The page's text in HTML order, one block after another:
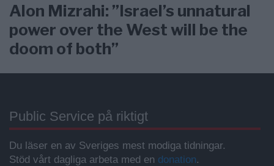
Alon Mizrahi: ”Israel’s unnatural
power over the West will be the
doom of both”
Public Service på riktigt
Du läser en av Sveriges mest modiga tidningar.
Stöd vårt dagliga arbeta med en donation.